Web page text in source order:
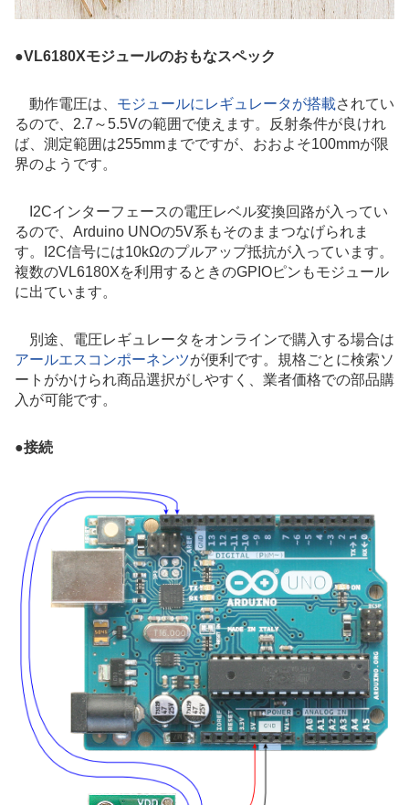
●VL6180Xモジュールのおもなスペック
動作電圧は、 モジュールにレギュレータが搭載されてい
るので、2.7～5.5Vの範囲で使えます。反射条件が良けれ
ば、測定範囲は255mmまでですが、おおよそ100mmが限
界のようです。
I2Cインターフェースの電圧レベル変換回路が入ってい
るので、Arduino UNOの5V系もそのままつなげられま
す。I2C信号には10kΩのプルアップ抵抗が入っています。
複数のVL6180Xを利用するときのGPIOピンもモジュール
に出ています。
別途、電圧レギュレータをオンラインで購入する場合は
アールエスコンポーネンツが便利です。規格ごとに検索ソ
ートがかけられ商品選択がしやすく、業者価格での部品購
入が可能です。
●接続